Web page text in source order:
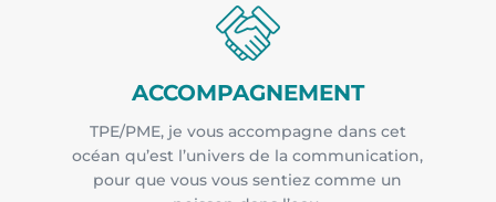
ACCOMPAGNEMENT
TPE/PME, je vous accompagne dans cet
océan qu’est l’univers de la communication,
pour que vous vous sentiez comme un